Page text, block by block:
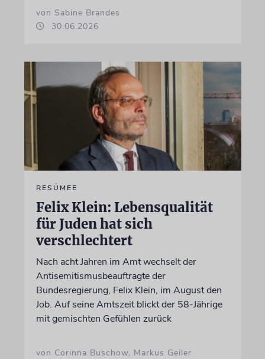
von Sabine Brandes
30.06.2026
RESÜMEE
Felix Klein: Lebensqualität
für Juden hat sich
verschlechtert
Nach acht Jahren im Amt wechselt der
Antisemitismusbeauftragte der
Bundesregierung, Felix Klein, im August den
Job. Auf seine Amtszeit blickt der 58-Jährige
mit gemischten Gefühlen zurück
von Corinna Buschow, Markus Geiler